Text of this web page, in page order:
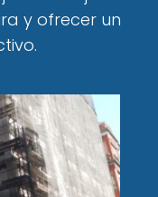
y ofrecer un